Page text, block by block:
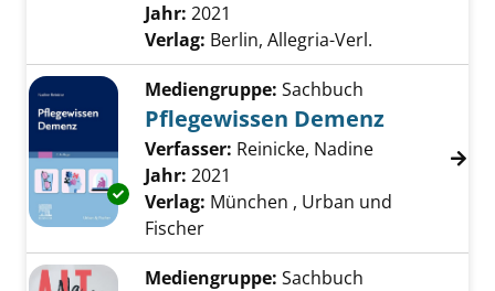
Jahr: 2021
Verlag: Berlin, Allegria-Verl.
Exemplar-Details von Pflegewissen Demenz
Mediengruppe: Sachbuch
Pflegewissen Demenz
Verfasser: Reinicke, Nadine Suche nach
Jahr: 2021
Verlag: München , Urban und
Fischer
Mediengruppe: Sachbuch